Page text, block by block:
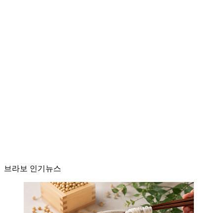
브라보 인기뉴스